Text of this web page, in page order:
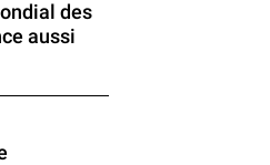
des
aussi